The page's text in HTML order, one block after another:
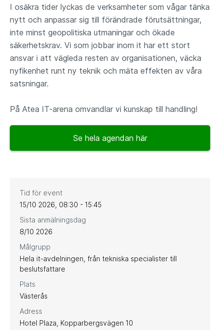
I osäkra tider lyckas de verksamheter som vågar tänka
nytt och anpassar sig till förändrade förutsättningar,
inte minst geopolitiska utmaningar och ökade
säkerhetskrav. Vi som jobbar inom it har ett stort
ansvar i att vägleda resten av organisationen, väcka
nyfikenhet runt ny teknik och mäta effekten av våra
satsningar.
På Atea IT-arena omvandlar vi kunskap till handling!
Se hela agendan här
Tid för event
15/10 2026, 08:30 - 15:45
Sista anmälningsdag
8/10 2026
Målgrupp
Hela it-avdelningen, från tekniska specialister till
beslutsfattare
Plats
Västerås
Adress
Hotel Plaza, Kopparbergsvägen 10